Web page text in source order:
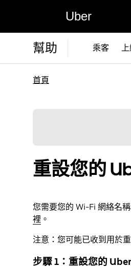
Uber
幫助 乘客
首頁
重設您的
您需要您的 Wi-Fi 網絡名
裡 。
注意：您可能已收到用於
步驟 1：重設您的